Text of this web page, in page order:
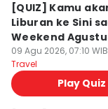
[QUIZ] Kamu
Liburan ke Sini
Weekend
09 Agu 2026, 07:10 WIB
Travel
Play Quiz